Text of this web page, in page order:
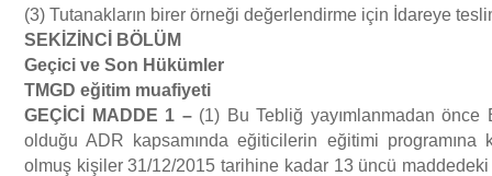
(3) Tutanakların birer örneği değerlendirme için İdareye
SEK Z NC BÖLÜ M
Geçici ve Son H ü kümler
TMGD eğitim muafiyeti
GEÇİ C MADDE 1 –(1) Bu Tebliğ yayımlanmadan önce
olduğu ADR kapsamında eğiticilerin eğitimi programına
olmuş kişiler 31/12/2015 tarihine kadar 13 üncü